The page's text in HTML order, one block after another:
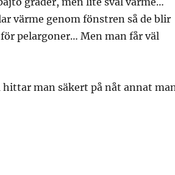
värme genom fönstren så de blir
pelargoner… Men man får väl
hittar man säkert på nåt annat